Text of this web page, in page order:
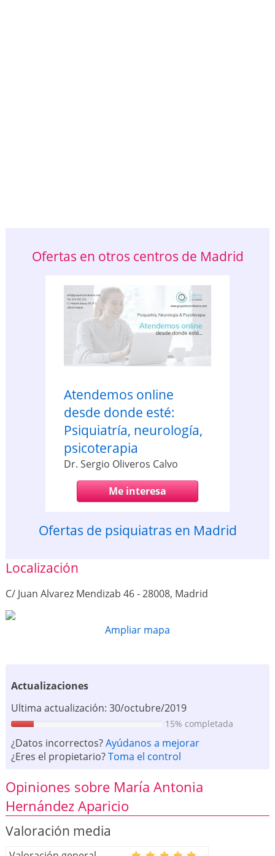
Ofertas en otros centros de Madrid
Atendemos online
desde donde esté:
Psiquiatría, neurología,
psicoterapia
Dr. Sergio Oliveros Calvo
Me interesa
Ofertas de psiquiatras en Madrid
Localización
C/ Juan Alvarez Mendizab 46 - 28008, Madrid
Ampliar mapa
Actualizaciones
Ultima actualización: 30/octubre/2019
15% completada
¿Datos incorrectos?Ayúdanos a mejorar
¿Eres el propietario?Toma el control
Opiniones sobre María Antonia
Hernández Aparicio
Valoración media